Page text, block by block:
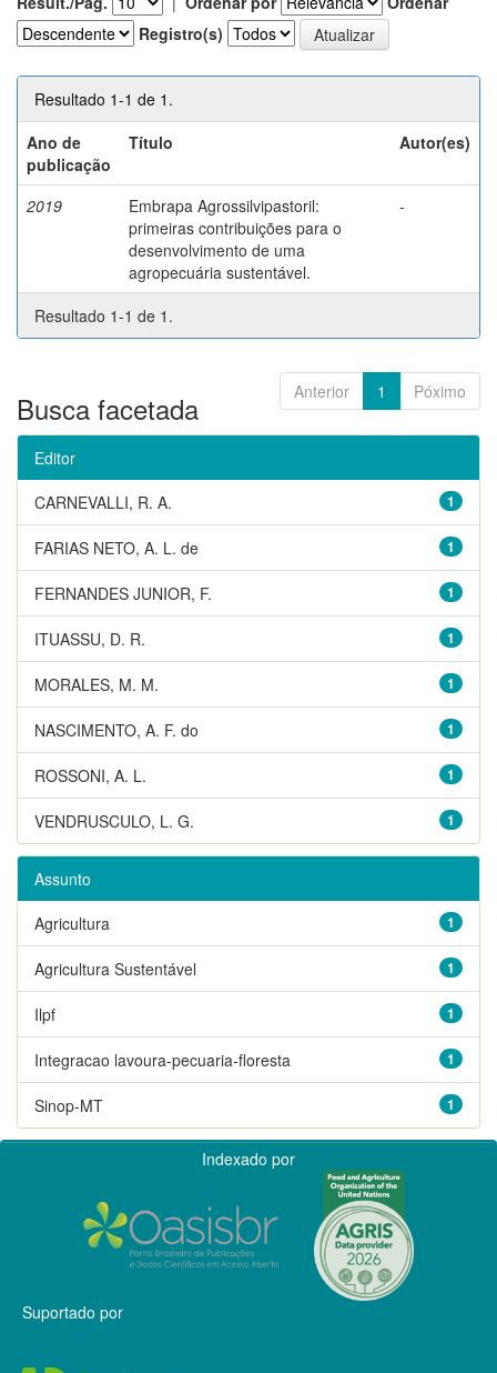
Registro(s)
Resultado 1-1 de 1.
Ano de
publicação
Título Autor(es)
2019
Embrapa Agrossilvipastoril:
primeiras contribuições para o
desenvolvimento de uma
agropecuária sustentável.
-
Resultado 1-1 de 1.
Anterior 1 Póximo
Busca facetada
Editor
1
CARNEVALLI, R. A.
1
FARIAS NETO, A. L. de
1
FERNANDES JUNIOR, F.
1
ITUASSU, D. R.
1
MORALES, M. M.
1
NASCIMENTO, A. F. do
1
ROSSONI, A. L.
1
VENDRUSCULO, L. G.
Assunto
1
Agricultura
1
Agricultura Sustentável
1
Ilpf
1
Integracao lavoura-pecuaria-floresta
1
Sinop-MT
Indexado por
Suportado por